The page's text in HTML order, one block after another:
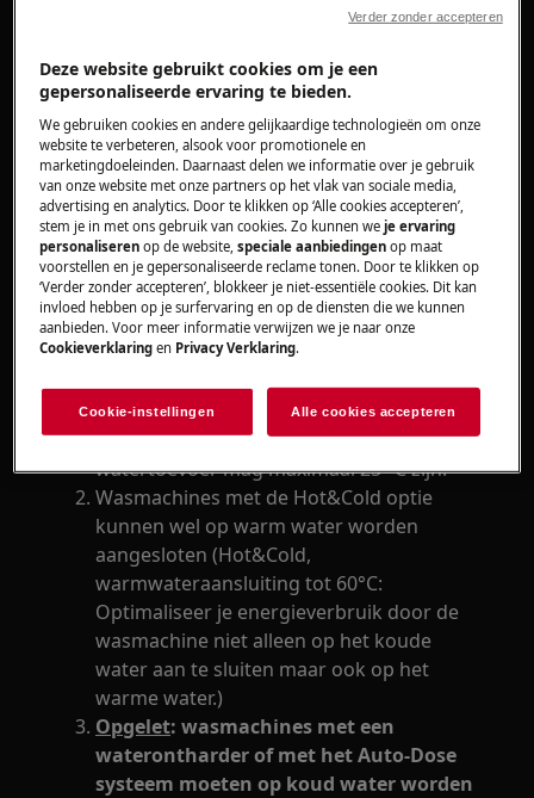
op het warme water?
Heeft betrekking op
Wasmachine
Was-droogcombinatie
Oplossing
Onze huidige wasmachines en was-
droogcombinaties zijn speciaal ontworpen
voor een aansluiting op koud water. Een
aansluiting op warm water wordt niet
aanbevolen. De inlaat temperatuur van de
watertoevoer mag maximaal 25 °C zijn.
Wasmachines met de Hot&Cold optie
kunnen wel op warm water worden
aangesloten (Hot&Cold,
warmwateraansluiting tot 60°C:
Optimaliseer je energieverbruik door de
wasmachine niet alleen op het koude
water aan te sluiten maar ook op het
warme water.)
Opgelet: wasmachines met een
waterontharder of met het Auto-Dose
systeem moeten op koud water worden
Deze website gebruikt cookies om je een
gepersonaliseerde ervaring te bieden.
We gebruiken cookies en andere gelijkaardige technologieën om onze
website te verbeteren, alsook voor promotionele en
marketingdoeleinden. Daarnaast delen we informatie over je gebruik
van onze website met onze partners op het vlak van sociale media,
advertising en analytics. Door te klikken op ‘Alle cookies accepteren’,
stem je in met ons gebruik van cookies. Zo kunnen weje ervaring
personaliseren op de website,speciale aanbiedingen op maat
voorstellen en je gepersonaliseerde reclame tonen. Door te klikken op
‘Verder zonder accepteren’, blokkeer je niet-essentiële cookies. Dit kan
invloed hebben op je surfervaring en op de diensten die we kunnen
aanbieden. Voor meer informatie verwijzen we je naar onze
Cookieverklaring en Privacy Verklaring.
Cookie-instellingen Alle cookies accepteren
Verder zonder accepteren